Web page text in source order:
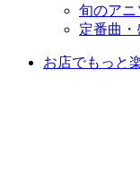
旬のアニ
定番曲・
お店でもっと